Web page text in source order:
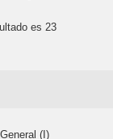
es 23
(I)